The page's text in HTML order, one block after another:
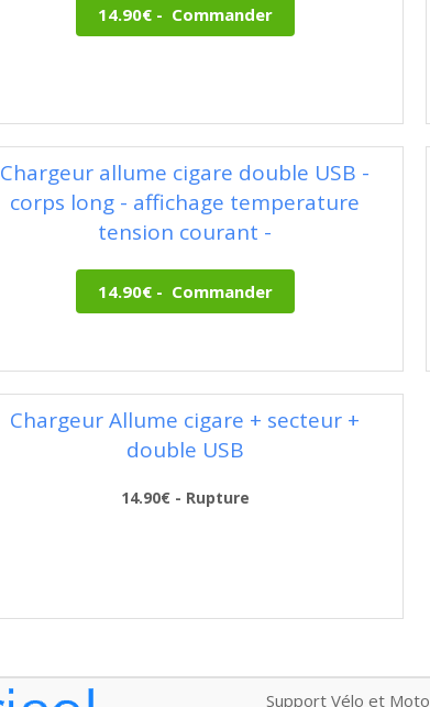
Chargeur allume cigare double USB -
corps long - affichage temperature
tension courant -
Chargeur Allume cigare + secteur +
double USB
14.90€ - Rupture
Support Vélo et Moto